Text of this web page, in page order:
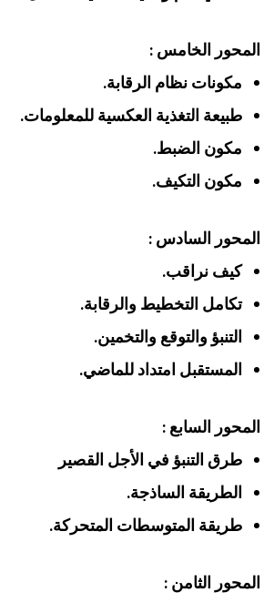
المحور الخامس :
مكونات نظام الرقابة.
طبيعة التغذية العكسية للمعلومات.
مكون الضبط.
مكون التكيف.
المحور السادس :
كيف نراقب.
تكامل التخطيط والرقابة.
التنبؤ والتوقع والتخمين.
المستقبل امتداد للماضي.
المحور السابع :
طرق التنبؤ في الأجل القصير
الطريقة الساذجة.
طريقة المتوسطات المتحركة.
المحور الثامن :